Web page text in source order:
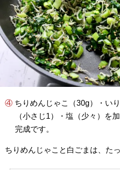
④ ちりめんじゃこ（30g）・いりごま（大さじ2）・醤油
（小さじ1）・塩（少々）を
完成です。
ちりめんじゃこと白ごまは、た